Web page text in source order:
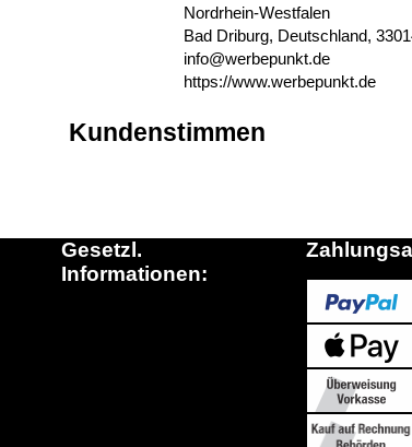
Nordrhein-Westfalen
Bad Driburg, Deutschland,
info@werbepunkt.de
https://www.werbepunkt.de
Kundenstimmen
Gesetzl.
Informationen: